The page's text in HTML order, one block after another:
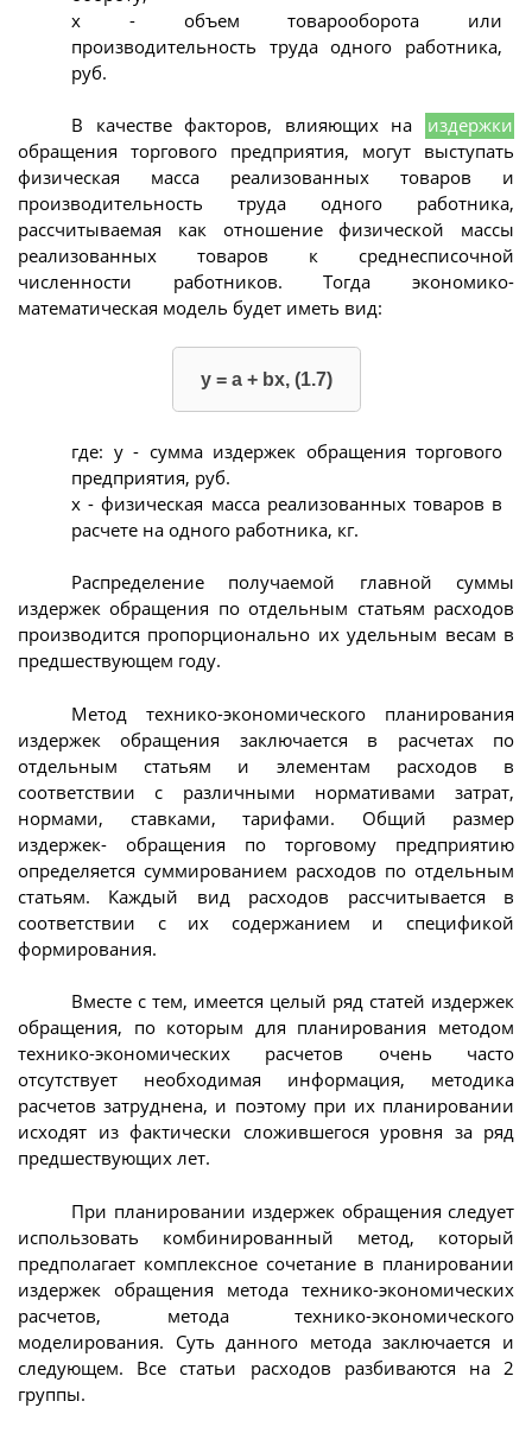
х - объем товарооборота или
производительность труда одного работника,
руб.
В качестве факторов, влияющих на
издержки
обращения торгового предприятия, могут выступать
физическая масса реализованных товаров и
производительность труда одного работника,
рассчитываемая как отношение физической массы
реализованных товаров к среднесписочной
численности работников. Тогда экономико-
математическая модель будет иметь вид:
y = а + bx, (1.7)
где: у - сумма издержек обращения торгового
предприятия, руб.
х - физическая масса реализованных товаров в
расчете на одного работника, кг.
Распределение получаемой главной суммы
издержек обращения по отдельным статьям расходов
производится пропорционально их удельным весам в
предшествующем году.
Метод технико-экономического планирования
издержек обращения заключается в расчетах по
отдельным статьям и элементам расходов в
соответствии с различными нормативами затрат,
нормами, ставками, тарифами. Общий размер
издержек- обращения по торговому предприятию
определяется суммированием расходов по отдельным
статьям. Каждый вид расходов рассчитывается в
соответствии с их содержанием и спецификой
формирования.
Вместе с тем, имеется целый ряд статей издержек
обращения, по которым для планирования методом
технико-экономических расчетов очень часто
отсутствует необходимая информация, методика
расчетов затруднена, и поэтому при их планировании
исходят из фактически сложившегося уровня за ряд
предшествующих лет.
При планировании издержек обращения следует
использовать комбинированный метод, который
предполагает комплексное сочетание в планировании
издержек обращения метода технико-экономических
расчетов, метода технико-экономического
моделирования. Суть данного метода заключается и
следующем. Все статьи расходов разбиваются на 2
группы.